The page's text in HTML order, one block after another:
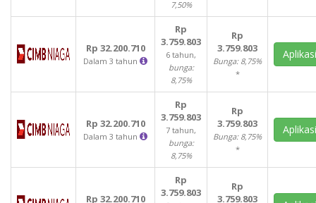
7,50%
Rp 32.200.710
Dalam 3 tahun
Rp
3.759.803
6 tahun,
bunga:
8,75%
Rp
3.759.803
Bunga: 8,75%
*
Rp 32.200.710
Dalam 3 tahun
Rp
3.759.803
7 tahun,
bunga:
8,75%
Rp
3.759.803
Bunga: 8,75%
*
Rp 32.200.710
Rp
3.759.803
Rp
3.759.803